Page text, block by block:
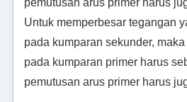
pemutusan arus primer harus
Untuk memperbesar tegangan
pada kumparan sekunder,
pada kumparan primer harus
pemutusan arus primer harus